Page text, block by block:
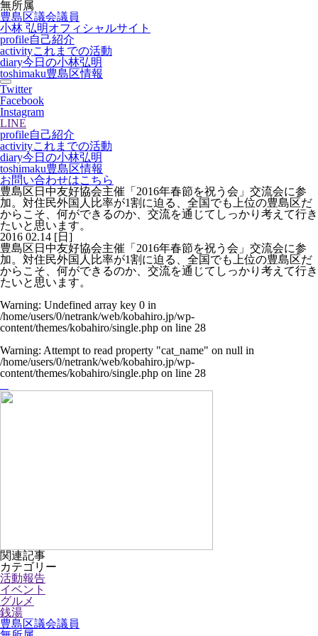
無所属
豊島区議会議員
小林 弘明オフィシャルサイト
profile自己紹介
activityこれまでの活動
diary今日の小林弘明
toshimaku豊島区情報
Twitter
Facebook
Instagram
LINE
profile自己紹介
activityこれまでの活動
diary今日の小林弘明
toshimaku豊島区情報
お問い合わせはこちら
豊島区日中友好協会主催「2016年春節を祝う会」交流会に参
加。対住民外国人比率が1割に迫る、全国でも上位の豊島区だ
からこそ、何ができるのか、交流を通じてしっかり考えて行き
たいと思います。
2016 02.14 [日]
豊島区日中友好協会主催「2016年春節を祝う会」交流会に参
加。対住民外国人比率が1割に迫る、全国でも上位の豊島区だ
からこそ、何ができるのか、交流を通じてしっかり考えて行き
たいと思います。
Warning: Undefined array key 0 in
/home/users/0/netrank/web/kobahiro.jp/wp-
content/themes/kobahiro/single.php on line 28
Warning: Attempt to read property "cat_name" on null in
/home/users/0/netrank/web/kobahiro.jp/wp-
content/themes/kobahiro/single.php on line 28
関連記事
カテゴリー
活動報告
イベント
グルメ
銭湯
豊島区議会議員